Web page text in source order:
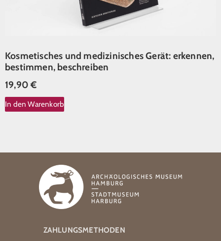
Kosmetisches und medizinisches Gerät: erkennen,
bestimmen, beschreiben
19,90€
In den Warenkorb
ZAHLUNGSMETHODEN